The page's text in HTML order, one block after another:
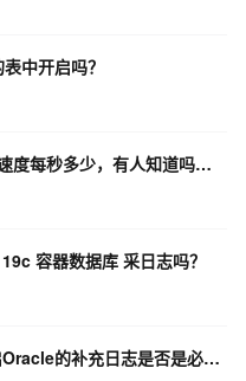
中开启吗？
Flinkcdc 连接oracle 数据库，读取速度每秒多少，有人知道吗，谢谢
容器数据库 采日志吗？
没有大佬抽过Oracle的，想问下开启Oracle的补充日志是否是必须要的？